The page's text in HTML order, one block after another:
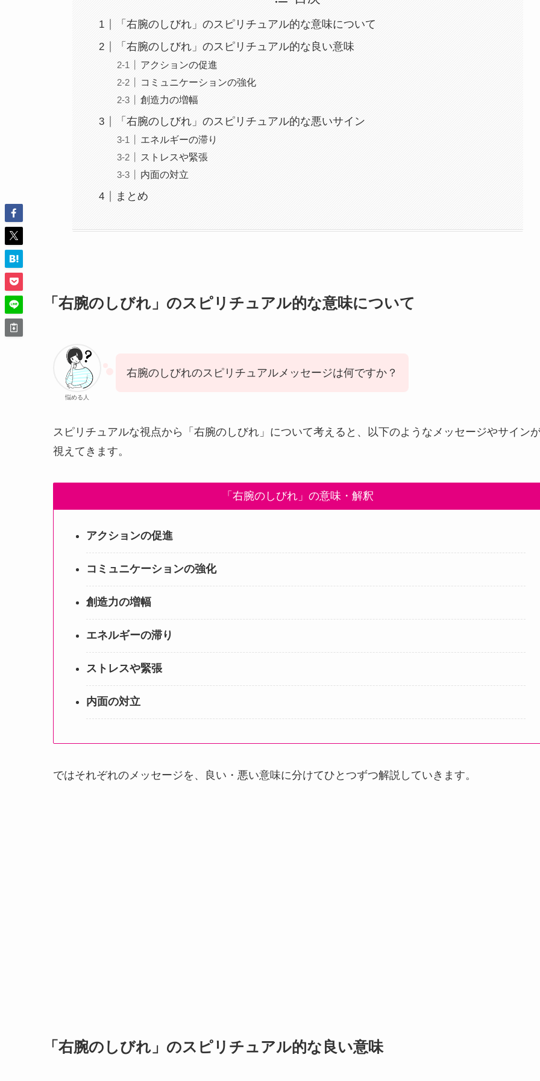
「右腕のしびれ」のスピリチュアル的な意味について
「右腕のしびれ」のスピリチュアル的な良い意味
アクションの促進
コミュニケーションの強化
創造力の増幅
「右腕のしびれ」のスピリチュアル的な悪いサイン
エネルギーの滞り
ストレスや緊張
内面の対立
まとめ
「右腕のしびれ」のスピリチュアル的な意味について
悩める人
右腕のしびれのスピリチュアルメッセージは何ですか？
スピリチュアルな視点から「右腕のしびれ」について考えると、以下のようなメッセージやサイン
視えてきます。
「右腕のしびれ」の意味・解釈
アクションの促進
コミュニケーションの強化
創造力の増幅
エネルギーの滞り
ストレスや緊張
内面の対立
ではそれぞれのメッセージを、良い・悪い意味に分けてひとつずつ解説していきます。
「右腕のしびれ」のスピリチュアル的な良い意味